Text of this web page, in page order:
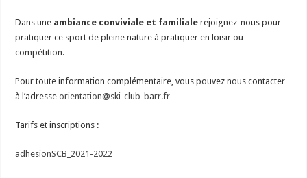
Dans une ambiance conviviale et familiale rejoignez-nous pour
pratiquer ce sport de pleine nature à pratiquer en loisir ou
compétition.
Pour toute information complémentaire, vous pouvez nous contacter
à l’adresseorientation@ski-club-barr.fr
Tarifs et inscriptions :
adhesionSCB_2021-2022